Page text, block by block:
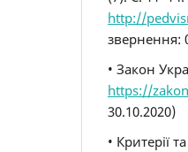
http://
звернення:
• Закон
https://
30.10.2020)
• Критерії